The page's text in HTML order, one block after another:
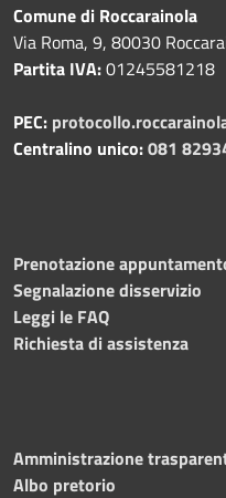
Comune di Roccarainola
Via Roma, 9, 80030
Partita IVA:01245581218
PEC:
Centralino unico:081
Prenotazione
Segnalazione disservizio
Leggi le FAQ
Richiesta di assistenza
Amministrazione
Albo pretorio